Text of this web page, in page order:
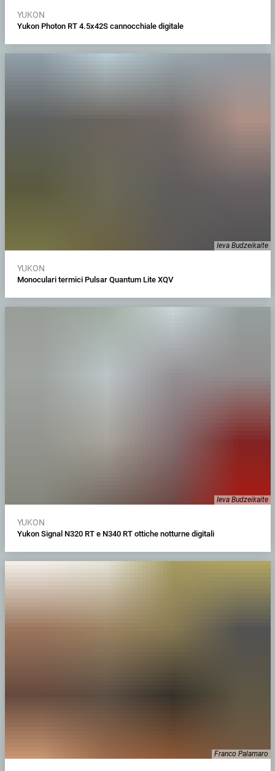
YUKON
Yukon Photon RT 4.5x42S cannocchiale digitale
Ieva Budzeikaite
YUKON
Monoculari termici Pulsar Quantum Lite XQV
Ieva Budzeikaite
YUKON
Yukon Signal N320 RT e N340 RT ottiche notturne digitali
Franco Palamaro